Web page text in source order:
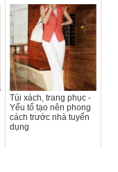
Túi xách, trang phục -
Yếu tố tạo nên phong
cách trước nhà tuyển
dụng